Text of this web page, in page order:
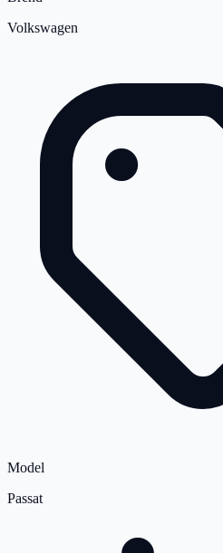
Volkswagen
Model
Passat